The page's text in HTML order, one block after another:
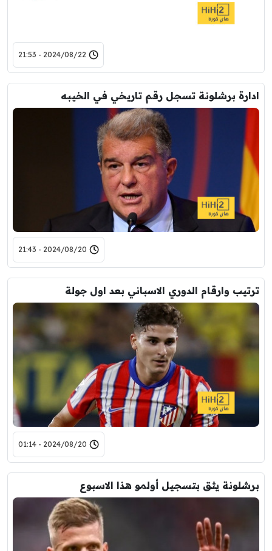
2024/08/22 - 21:53
ادارة برشلونة تسجل رقم تاريخي في الخيبه
2024/08/20 - 21:43
ترتيب وارقام الدوري الاسباني بعد اول جولة
2024/08/20 - 01:14
برشلونة يثق بتسجيل أولمو هذا الاسبوع